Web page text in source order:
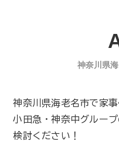
神奈川県
神奈川県海老名市で家
小田急・神奈中グルー
検討ください！